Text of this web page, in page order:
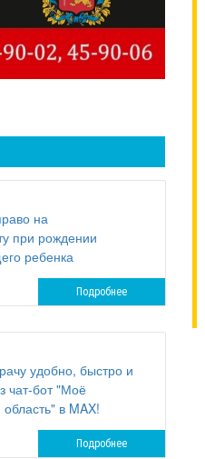
на
при рождении
ребенка
Подробнее
удобно, быстро и
чат-бот "Моё
в MAX!
Подробнее